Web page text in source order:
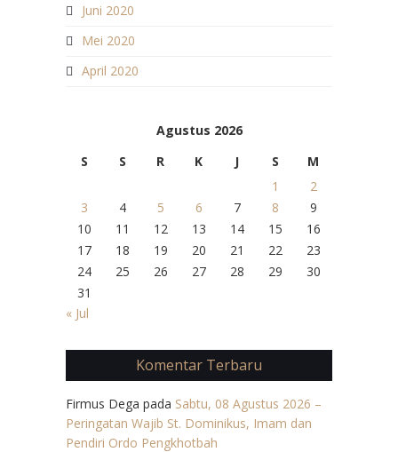
Juni 2020
Mei 2020
April 2020
Agustus 2026
S
S R K J S
M
1
2
3
4 5 6 7 8
9
10
11 12 13 14 15
16
17
18 19 20 21 22
23
24
25 26 27 28 29
30
31
« Jul
Komentar Terbaru
Firmus Dega pada Sabtu, 08 Agustus 2026 –
Peringatan Wajib St. Dominikus, Imam dan
Pendiri Ordo Pengkhotbah